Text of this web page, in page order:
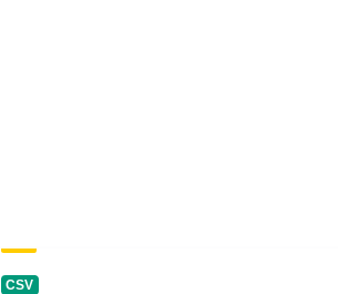
CSV